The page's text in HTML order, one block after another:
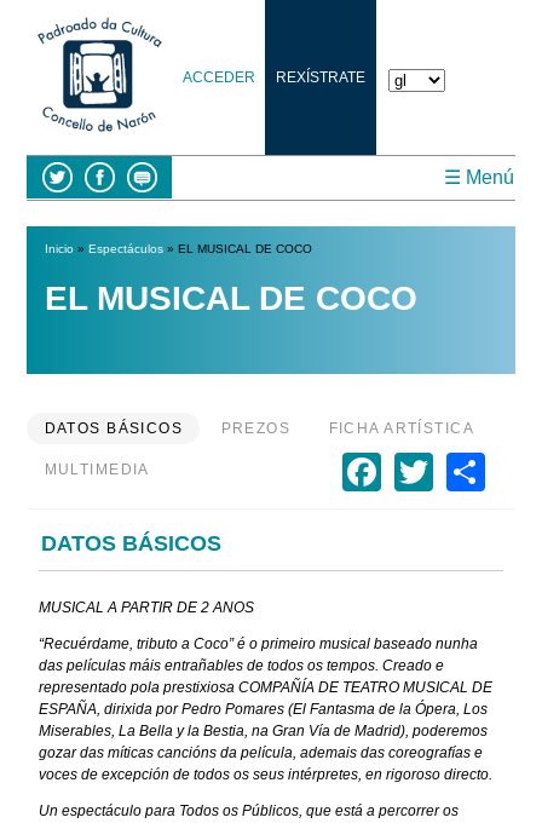
ACCEDER REXÍSTRATE
☰ Menú
Vostede está aquí
Inicio» Espectáculos» EL MUSICAL DE COCO
EL MUSICAL DE COCO
DATOS BÁSICOS PREZOS FICHA ARTÍSTICA
MULTIMEDIA
DATOS BÁSICOS
MUSICAL A PARTIR DE 2 ANOS
“Recuérdame, tributo a Coco” é o primeiro musical baseado nunha
das películas máis entrañables de todos os tempos. Creado e
representado pola prestixiosa COMPAÑÍA DE TEATRO MUSICAL DE
ESPAÑA, dirixida por Pedro Pomares (El Fantasma de la Ópera, Los
Miserables, La Bella y la Bestia, na Gran Vía de Madrid), poderemos
gozar das míticas cancións da película, ademais das coreografías e
voces de excepción de todos os seus intérpretes, en rigoroso directo.
Un espectáculo para Todos os Públicos, que está a percorrer os